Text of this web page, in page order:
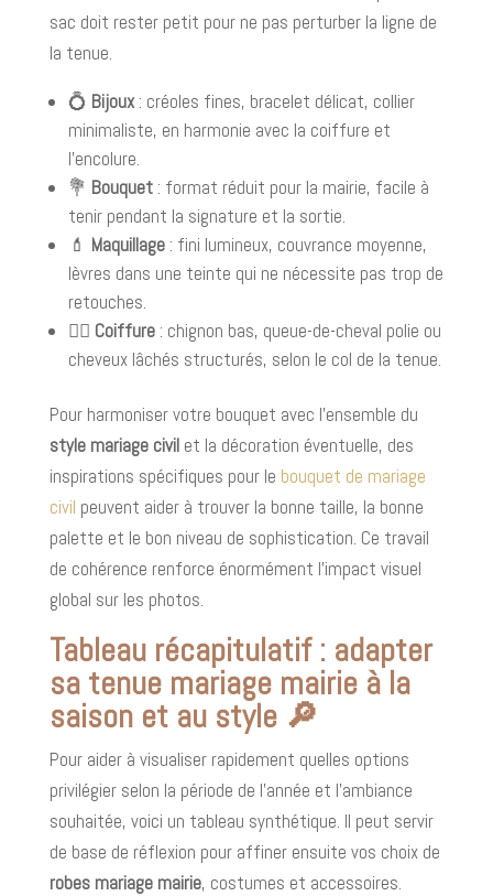
sac doit rester petit pour ne pas perturber la ligne de
la tenue.
💍 Bijoux: créoles fines, bracelet délicat, collier
minimaliste, en harmonie avec la coiffure et
l’encolure.
💐 Bouquet: format réduit pour la mairie, facile à
tenir pendant la signature et la sortie.
💄 Maquillage: fini lumineux, couvrance moyenne,
lèvres dans une teinte qui ne nécessite pas trop de
retouches.
💇‍♀️ Coiffure: chignon bas, queue-de-cheval polie ou
cheveux lâchés structurés, selon le col de la tenue.
Pour harmoniser votre bouquet avec l’ensemble du
style mariage civilet la décoration éventuelle, des
inspirations spécifiques pour le bouquet de mariage
civil peuvent aider à trouver la bonne taille, la bonne
palette et le bon niveau de sophistication. Ce travail
de cohérence renforce énormément l’impact visuel
global sur les photos.
Tableau récapitulatif : adapter
sa tenue mariage mairie à la
saison et au style 🔎
Pour aider à visualiser rapidement quelles options
privilégier selon la période de l’année et l’ambiance
souhaitée, voici un tableau synthétique. Il peut servir
de base de réflexion pour affiner ensuite vos choix de
robes mariage mairie, costumes et accessoires.